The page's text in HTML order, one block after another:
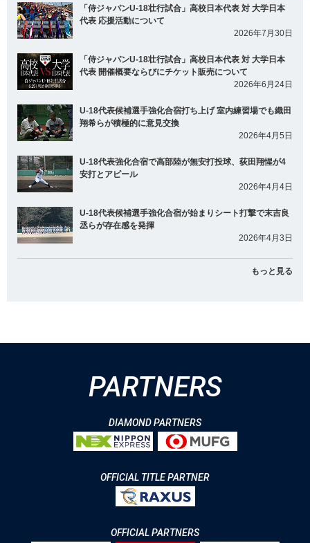
「侍ジャパンU-18壮行試合」高校日本代表 対 大学日本
代表 応援活動について
2026年7月30日
「侍ジャパンU-18壮行試合」高校日本代表 対 大学日本
代表 開催概要ならびにチケット販売について
2026年6月24日
U-18代表候補選手強化合宿打ち上げ 室内練習場でも織田
翔希らが積極的に意見交換
2026年4月5日
U-18代表強化合宿で高部陸が無安打投球、荻田翔惺が4
安打とアピール
2026年4月4日
U-18代表候補選手強化合宿が始まりシート打撃で末吉良
丞らが存在感を発揮
2026年4月3日
もっと見る
PARTNERS
DIAMOND PARTNERS
OFFICIAL TITLE PARTNER
OFFICIAL PARTNERS